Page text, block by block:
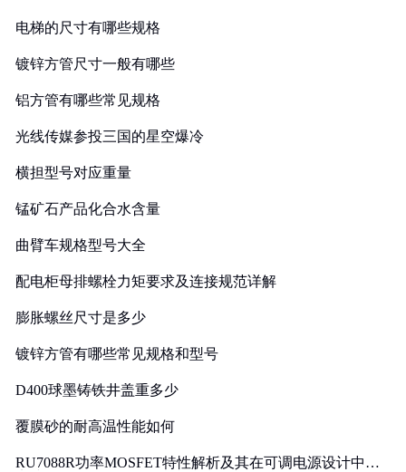
电梯的尺寸有哪些规格
镀锌方管尺寸一般有哪些
铝方管有哪些常见规格
光线传媒参投三国的星空爆冷
横担型号对应重量
锰矿石产品化合水含量
曲臂车规格型号大全
配电柜母排螺栓力矩要求及连接规范详解
膨胀螺丝尺寸是多少
镀锌方管有哪些常见规格和型号
D400球墨铸铁井盖重多少
覆膜砂的耐高温性能如何
RU7088R功率MOSFET特性解析及其在可调电源设计中的